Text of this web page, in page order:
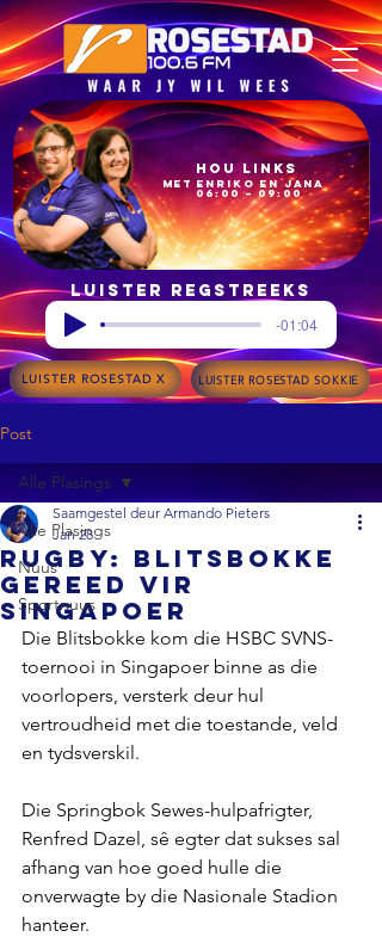
06:00 – 09:00
met Enriko en Jana
Hou Links
Luister regstreeks
-01:04
LUISTER ROSESTAD X LUISTER ROSESTAD SOKKIE
Post
Alle Plasings
Nuus
Sportnuus
Alle Plasings
RUGBY: Blitsbokke
gereed vir
Singapoer
Saamgestel deur Armando Pieters
Jan 28
Die Blitsbokke kom die HSBC SVNS-
toernooi in Singapoer binne as die
voorlopers, versterk deur hul
vertroudheid met die toestande, veld
en tydsverskil.
Die Springbok Sewes-hulpafrigter,
Renfred Dazel, sê egter dat sukses sal
afhang van hoe goed hulle die
onverwagte by die Nasionale Stadion
hanteer.